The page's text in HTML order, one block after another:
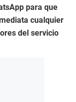
para que
cualquier
del servicio